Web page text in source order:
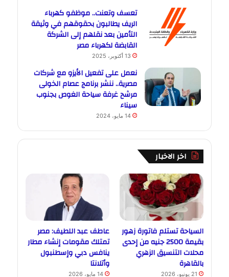
تعسف وتعنت.. موظفو كهرباء
الريف يطالبون بحقوقهم في وثيقة
التأمين بعد نقلهم إلى الشركة
القابضة لكهرباء مصر
13 أكتوبر، 2025
نعمل على تفعيل الأيزو مع شركات
مصرية.. ننشر برنامج عصام الخولى
مرشح غرفة سياحة الغوص بجنوب
سيناء
14 مايو، 2024
اخر الاخبار
السياحة تستلم فاتورة زهور
بقيمة 2500 جنيه من إحدى
محلات التنسيق الزهري
بالقاهرة
21 يونيو، 2026
عاطف عبد اللطيف: مصر
تمتلك مقومات إنشاء مطار
ينافس دبي وإسطنبول
وأتلانتا
14 مايو، 2026